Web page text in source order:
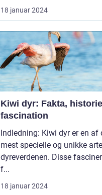
18 januar 2024
Kiwi dyr: Fakta,
fascination
Indledning: Kiwi dyr er en af
mest specielle og unikke
dyreverdenen. Disse
f...
18 januar 2024